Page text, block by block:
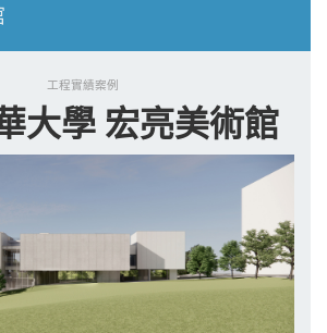
工程實績案例
大學 宏亮美術館